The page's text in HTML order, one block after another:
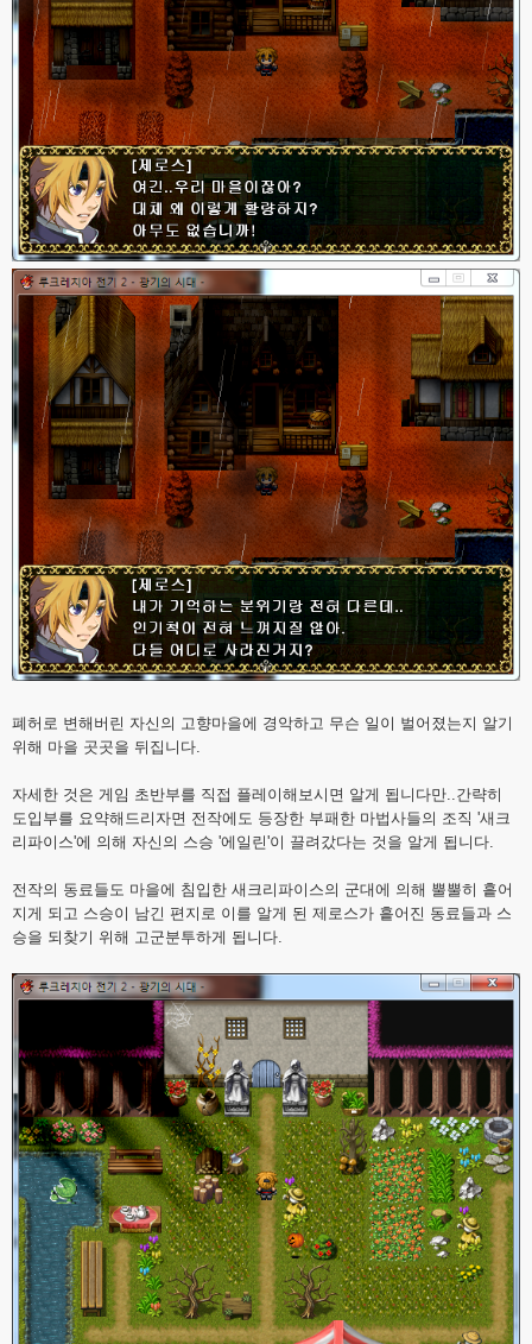
폐허로 변해버린 자신의 고향마을에 경악하고 무슨 일이 벌어졌는지 알기
위해 마을 곳곳을 뒤집니다.
자세한 것은 게임 초반부를 직접 플레이해보시면 알게 됩니다만..간략히
도입부를 요약해드리자면 전작에도 등장한 부패한 마법사들의 조직 '새크
리파이스'에 의해 자신의 스승 '에일린'이 끌려갔다는 것을 알게 됩니다.
전작의 동료들도 마을에 침입한 새크리파이스의 군대에 의해 뿔뿔히 흩어
지게 되고 스승이 남긴 편지로 이를 알게 된 제로스가 흩어진 동료들과 스
승을 되찾기 위해 고군분투하게 됩니다.